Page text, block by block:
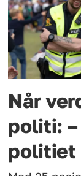
Når
politi: –
politiet